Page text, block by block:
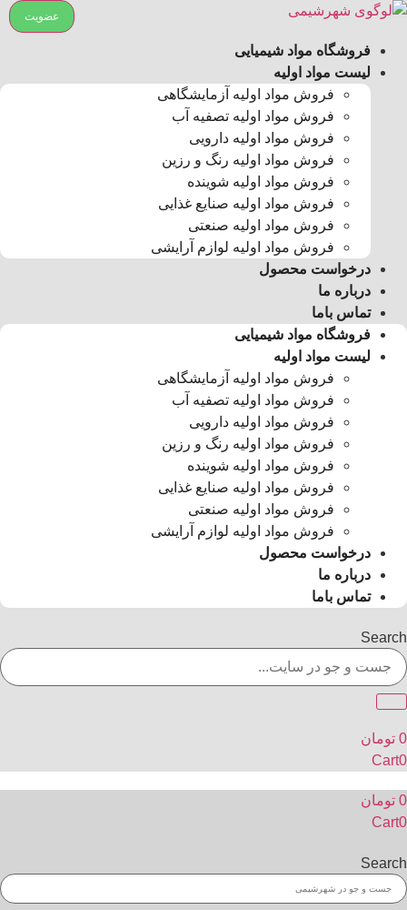
پرش
محتوا
فروشگاه مواد شیمیایی
لیست مواد اولیه
فروش مواد اولیه آزمایشگاهی
فروش مواد اولیه تصفیه آب
فروش مواد اولیه دارویی
فروش مواد اولیه رنگ و رزین
فروش مواد اولیه شوینده
فروش مواد اولیه صنایع غذایی
فروش مواد اولیه صنعتی
فروش مواد اولیه لوازم آرایشی
درخواست محصول
درباره ما
تماس باما
فروشگاه مواد شیمیایی
لیست مواد اولیه
فروش مواد اولیه آزمایشگاهی
فروش مواد اولیه تصفیه آب
فروش مواد اولیه دارویی
فروش مواد اولیه رنگ و رزین
فروش مواد اولیه شوینده
فروش مواد اولیه صنایع غذایی
فروش مواد اولیه صنعتی
فروش مواد اولیه لوازم آرایشی
درخواست محصول
درباره ما
تماس باما
Search
0 تومان
0
Cart
0 تومان
0
Cart
Search
عضویت